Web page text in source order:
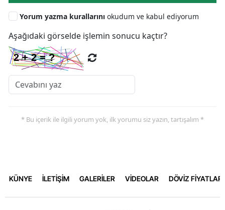
Yorum yazma kurallarını okudum ve kabul ediyorum
Aşağıdaki görselde işlemin sonucu kaçtır?
* Bu içerik ile ilgili yorum yok, ilk yorumu siz yazın, tartışalım *
KÜNYE İLETİŞİM GALERİLER VİDEOLAR DÖVİZ FİYATLARI